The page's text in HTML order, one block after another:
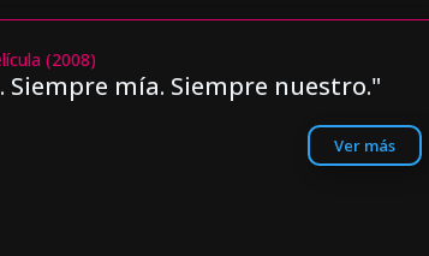
(2008)
Siempre mía. Siempre nuestro."
Ver más